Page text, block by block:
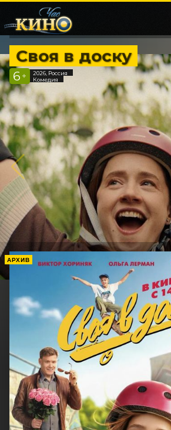
Своя в доску
6 +
2026, Россия
Комедия
АРХИВ